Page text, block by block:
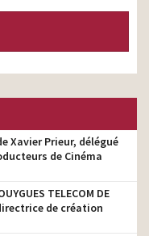
Xavier Prieur, délégué
de Cinéma
TELECOM DE
de création